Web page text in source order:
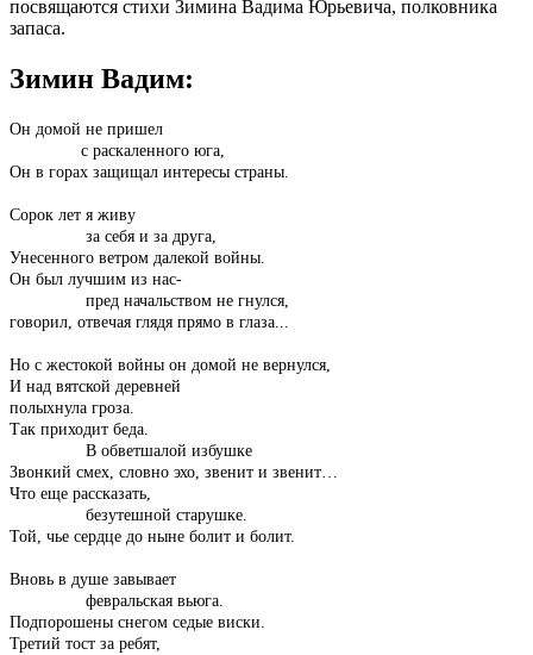
посвящаются стихи Зимина Вадима Юрьевича, полковника
запаса.
Зимин Вадим:
Он домой не пришел
с раскаленного юга,
Он в горах защищал интересы страны.
Сорок лет я живу
за себя и за друга,
Унесенного ветром далекой войны.
Он был лучшим из нас-
пред начальством не гнулся,
говорил, отвечая глядя прямо в глаза...
Но с жестокой войны он домой не вернулся,
И над вятской деревней
полыхнула гроза.
Так приходит беда.
В обветшалой избушке
Звонкий смех, словно эхо, звенит и звенит…
Что еще рассказать,
безутешной старушке.
Той, чье сердце до ныне болит и болит.
Вновь в душе завывает
февральская вьюга.
Подпорошены снегом седые виски.
Третий тост за ребят,